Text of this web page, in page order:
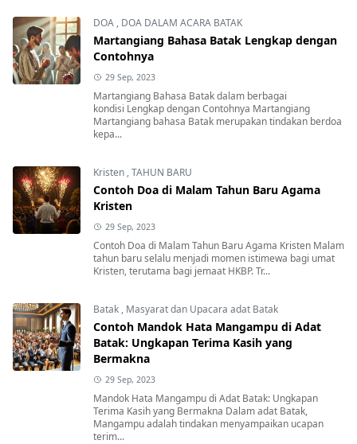
DOA , DOA DALAM ACARA BATAK
Martangiang Bahasa Batak Lengkap dengan
Contohnya
29 Sep, 2023
Martangiang Bahasa Batak dalam berbagai
kondisi Lengkap dengan Contohnya Martangiang
Martangiang bahasa Batak merupakan tindakan berdoa
kepa...
Kristen ,TAHUN BARU
Contoh Doa di Malam Tahun Baru Agama
Kristen
29 Sep, 2023
Contoh Doa di Malam Tahun Baru Agama Kristen Malam
tahun baru selalu menjadi momen istimewa bagi umat
Kristen, terutama bagi jemaat HKBP. Tr...
Batak , Masyarat dan Upacara adat Batak
Contoh Mandok Hata Mangampu di Adat
Batak: Ungkapan Terima Kasih yang
Bermakna
29 Sep, 2023
Mandok Hata Mangampu di Adat Batak: Ungkapan
Terima Kasih yang Bermakna Dalam adat Batak,
Mangampu adalah tindakan menyampaikan ucapan
terim...